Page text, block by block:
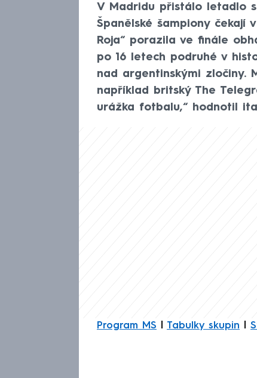
V Madridu přistálo letadlo
Španělské šampiony čekají
Roja“ porazila ve finále
po 16 letech podruhé v
nad argentinskými zločiny.
například britský The
urážka fotbalu,“ hodnotil
Program MS Tabulky skupin